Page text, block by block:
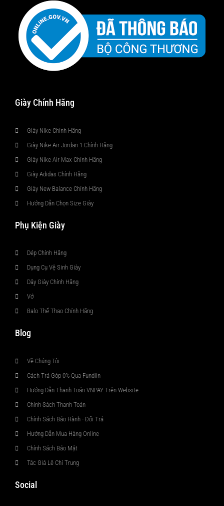
Giày Chính Hãng
Giày Nike Chính Hãng
Giày Nike Air Jordan 1 Chính Hãng
Giày Nike Air Max Chính Hãng
Giày Adidas Chính Hãng
Giày New Balance Chính Hãng
Hướng Dẫn Chọn Size Giày
Phụ Kiện Giày
Dép Chính Hãng
Dụng Cụ Vệ Sinh Giày
Dây Giày Chính Hãng
Vớ
Balo Thể Thao Chính Hãng
Blog
Về Chúng Tôi
Cách Trả Góp 0% Qua Fundiin
Hướng Dẫn Thanh Toán VNPAY Trên Website
Chính Sách Thanh Toán
Chính Sách Bảo Hành - Đổi Trả
Hướng Dẫn Mua Hàng Online
Chính Sách Bảo Mật
Tác Giả Lê Chí Trung
Social